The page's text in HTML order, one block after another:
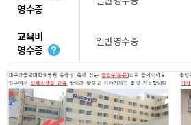
영수증
교육비
영수증
일반영수증